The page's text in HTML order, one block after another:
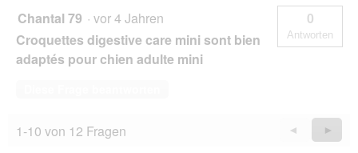
Chantal 79 · vor 4 Jahren
Croquettes digestive care mini sont bien
adaptés pour chien adulte mini
0
Antworten
1-10 von 12 Fragen
Zurück
Questions
◄
Weiter
►